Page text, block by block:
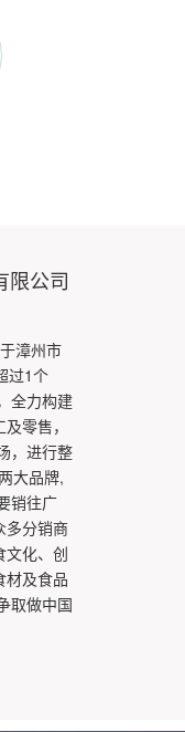
限公司
漳州市
过1个
全力构建
零售，
，进行整
大品牌,
销往广
多分销商
文化、创
材及食品
取做中国